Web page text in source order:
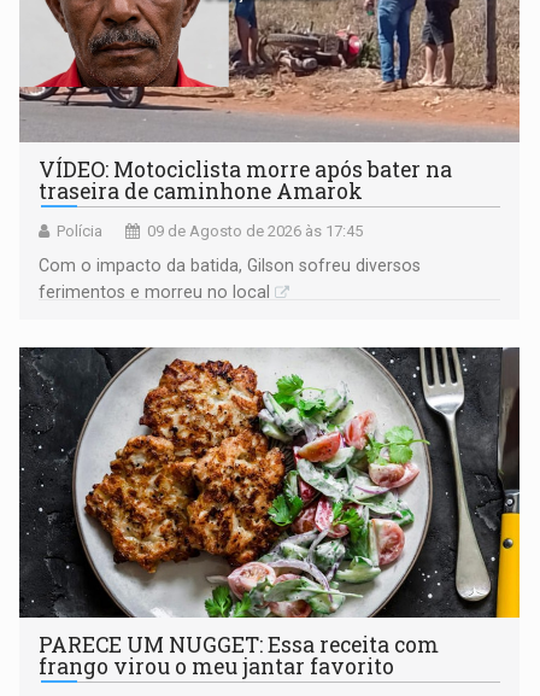
VÍDEO: Motociclista morre após bater na
traseira de caminhone Amarok
Polícia 09 de Agosto de 2026 às 17:45
​Com o impacto da batida, Gilson sofreu diversos
ferimentos e morreu no local
PARECE UM NUGGET: Essa receita com
frango virou o meu jantar favorito